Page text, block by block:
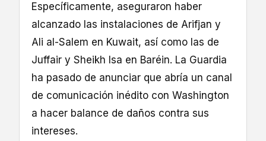
Específicamente, aseguraron haber
alcanzado las instalaciones de Arifjan y
Ali al-Salem en Kuwait, así como las de
Juffair y Sheikh Isa en Baréin. La Guardia
ha pasado de anunciar que abría un canal
de comunicación inédito con Washington
a hacer balance de daños contra sus
intereses.